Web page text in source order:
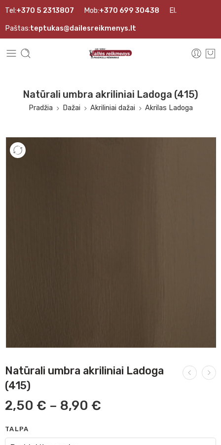
Tel:+370 5 2313807 Mob:+370 699 30438 El.
Paštas:teptukas@dailesreikmenys.lt
Natūrali umbra akriliniai Ladoga (415)
Pradžia Dažai Akriliniai dažai Akrilas Ladoga
Natūrali umbra akriliniai Ladoga
(415)
2,50 € – 8,90 €
TALPA